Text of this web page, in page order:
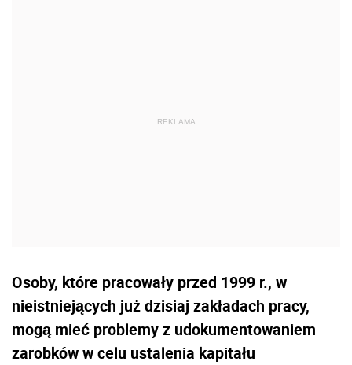
Osoby, które pracowały przed 1999 r., w
nieistniejących już dzisiaj zakładach pracy,
mogą mieć problemy z udokumentowaniem
zarobków w celu ustalenia kapitału